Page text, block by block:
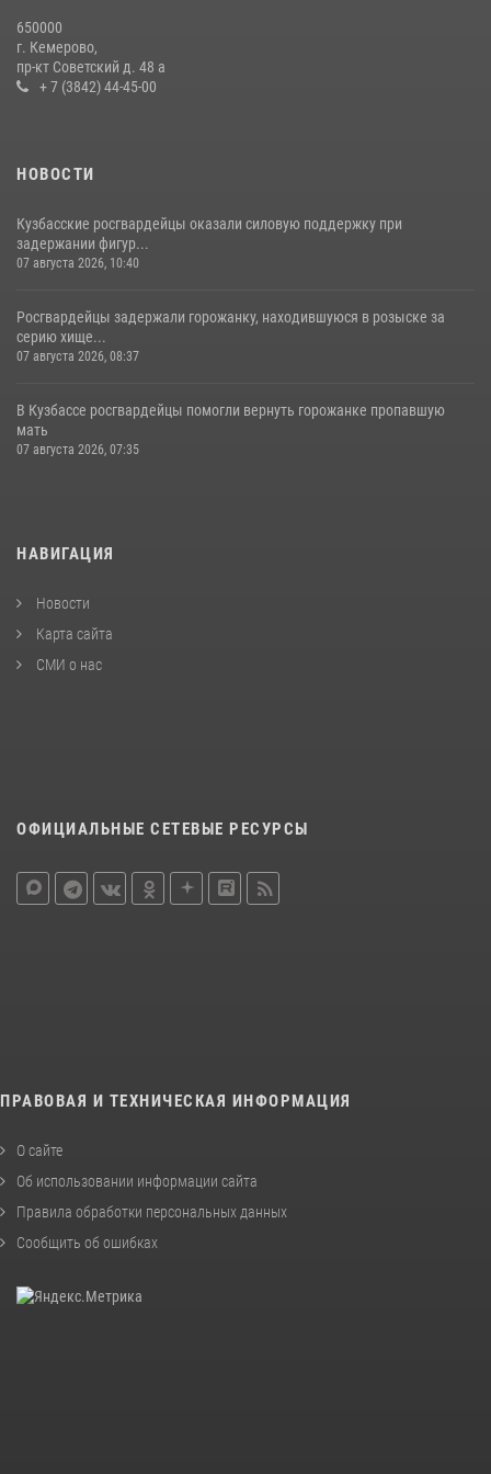
гипермаркета товары на 13 тысяч рублей (ВИДЕО)
16 июля 2026, 06:43
650000
г. Кемерово,
пр-кт Советский д. 48 а
+ 7 (3842) 44-45-00
НОВОСТИ
Кузбасские росгвардейцы оказали силовую поддержку при
задержании фигур...
07 августа 2026, 10:40
Росгвардейцы задержали горожанку, находившуюся в розыске за
серию хище...
07 августа 2026, 08:37
В Кузбассе росгвардейцы помогли вернуть горожанке пропавшую
мать
07 августа 2026, 07:35
НАВИГАЦИЯ
Новости
Карта сайта
СМИ о нас
ОФИЦИАЛЬНЫЕ СЕТЕВЫЕ РЕСУРСЫ
ПРАВОВАЯ И ТЕХНИЧЕСКАЯ ИНФОРМАЦИЯ
О сайте
Об использовании информации сайта
Правила обработки персональных данных
Сообщить об ошибках